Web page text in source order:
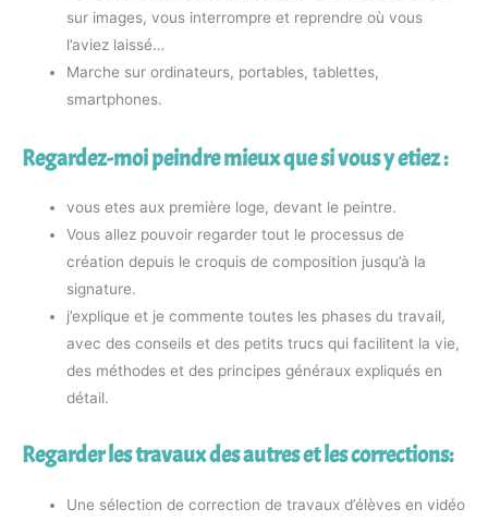
sur images, vous interrompre et reprendre où vous
l’aviez laissé…
Marche sur ordinateurs, portables, tablettes,
smartphones.
Regardez-moi peindre mieux que si vous y etiez :
vous etes aux première loge, devant le peintre.
Vous allez pouvoir regarder tout le processus de
création depuis le croquis de composition jusqu’à la
signature.
j’explique et je commente toutes les phases du travail,
avec des conseils et des petits trucs qui facilitent la vie,
des méthodes et des principes généraux expliqués en
détail.
Regarder les travaux des autres et les corrections:
Une sélection de correction de travaux d’élèves en vidéo